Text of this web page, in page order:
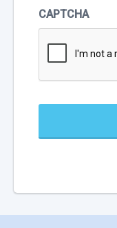
CAPTCHA